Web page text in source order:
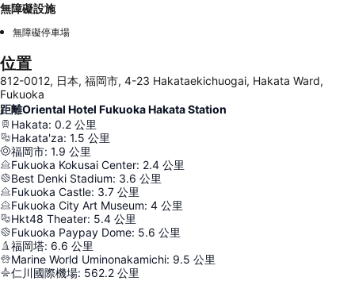
無障礙設施
無障礙停車場
位置
812-0012, 日本, 福岡市, 4-23 Hakataekichuogai, Hakata Ward,
Fukuoka
距離Oriental Hotel Fukuoka Hakata Station
Hakata: 0.2 公里
Hakata'za: 1.5 公里
福岡市: 1.9 公里
Fukuoka Kokusai Center: 2.4 公里
Best Denki Stadium: 3.6 公里
Fukuoka Castle: 3.7 公里
Fukuoka City Art Museum: 4 公里
Hkt48 Theater: 5.4 公里
Fukuoka Paypay Dome: 5.6 公里
福岡塔: 6.6 公里
Marine World Uminonakamichi: 9.5 公里
仁川國際機場: 562.2 公里